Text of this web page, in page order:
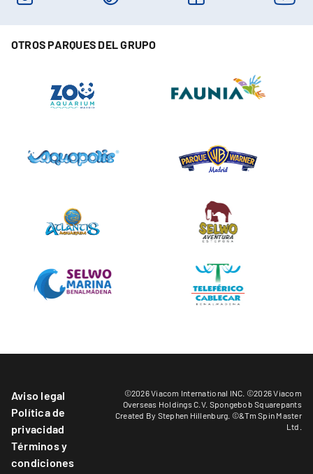
OTROS PARQUES DEL GRUPO
Aviso legal
Política de
privacidad
Términos y
condiciones
©2026 Viacom International INC. ©2026 Viacom
Overseas Holdings C.V. Spongebob Squarepants
Created By Stephen Hillenburg. ©&Tm Spin Master
Ltd.